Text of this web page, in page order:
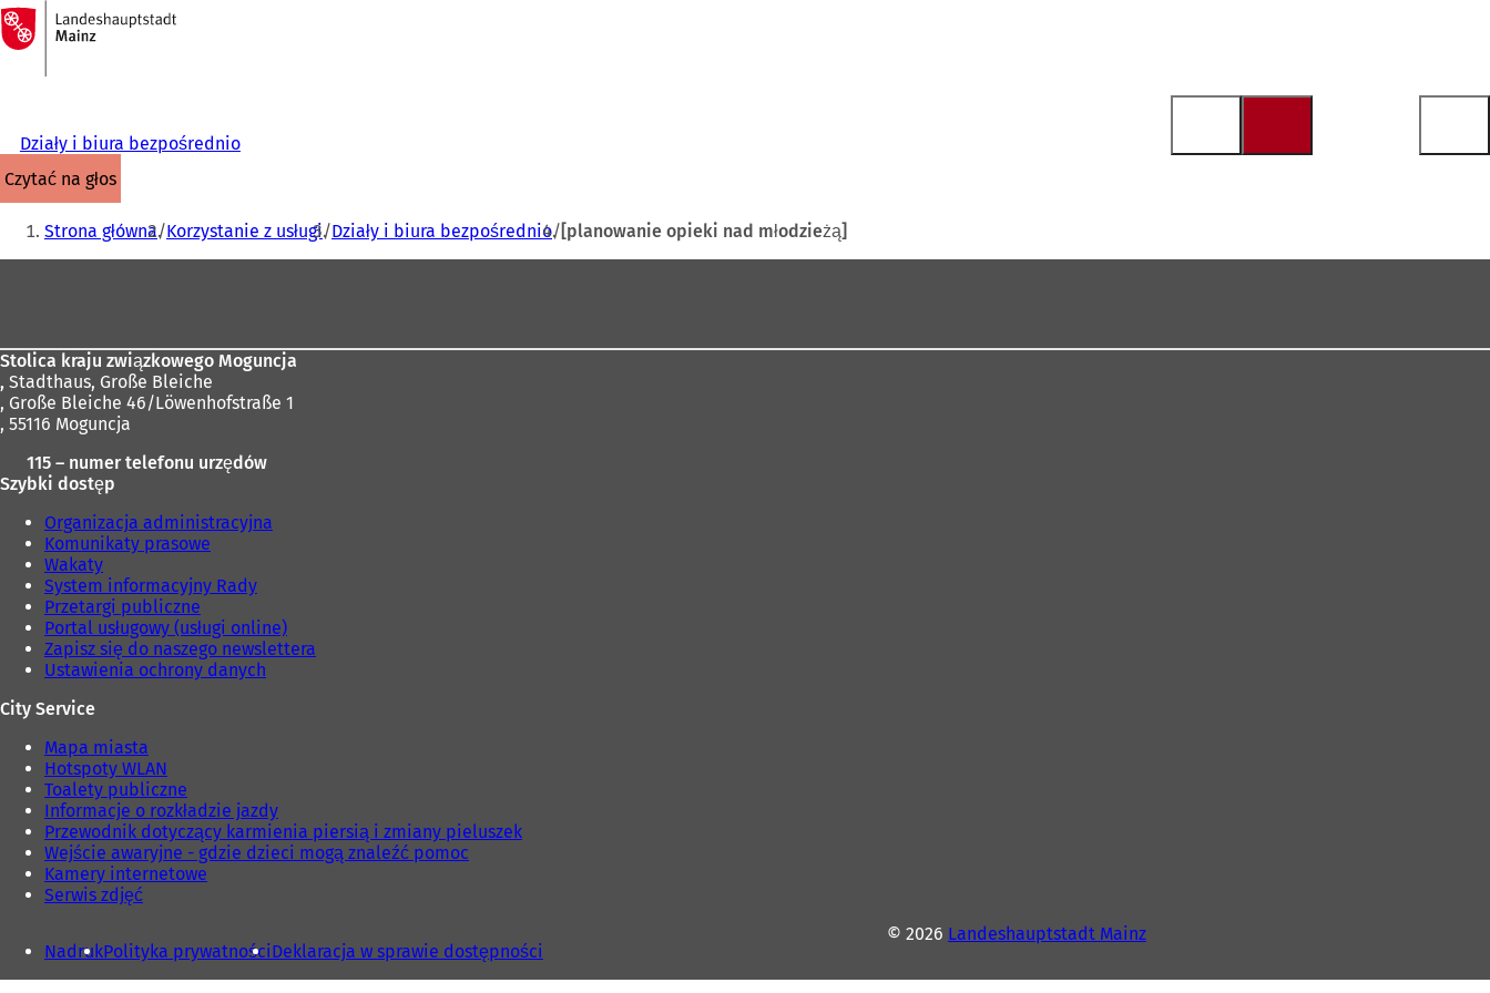
Przejdź do treści
Do
strony
głównej
Działy i biura bezpośrednio
czytać na głos
Jesteś
tutaj:
Strona główna Korzystanie z usługi Działy i biura bezpośrednio [planowanie opieki nad młodzieżą]
Stolica kraju związkowego Moguncja
, Stadthaus, Große Bleiche
, Große Bleiche 46/Löwenhofstraße 1
, 55116 Moguncja
115 – numer telefonu urzędów
Szybki dostęp
Organizacja administracyjna
Komunikaty prasowe
Wakaty
System informacyjny Rady
Przetargi publiczne
Portal usługowy (usługi online)
Zapisz się do naszego newslettera
Ustawienia ochrony danych
City Service
Mapa miasta
Hotspoty WLAN
Toalety publiczne
Informacje o rozkładzie jazdy
Przewodnik dotyczący karmienia piersią i zmiany pieluszek
Wejście awaryjne - gdzie dzieci mogą znaleźć pomoc
Kamery internetowe
Serwis zdjęć
NadrukPolityka prywatnościDeklaracja w sprawie dostępności
© 2026 Landeshauptstadt Mainz